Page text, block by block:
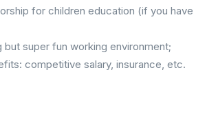
for children education (if you have
but super fun working environment;
competitive salary, insurance, etc.